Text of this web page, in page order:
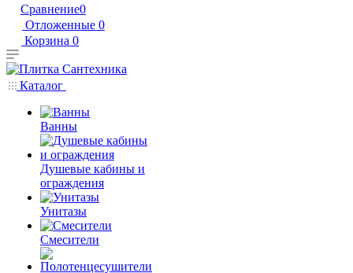
Сравнение0
Отложенные 0
Корзина 0
Каталог
Ванны
Душевые кабины и
ограждения
Унитазы
Смесители